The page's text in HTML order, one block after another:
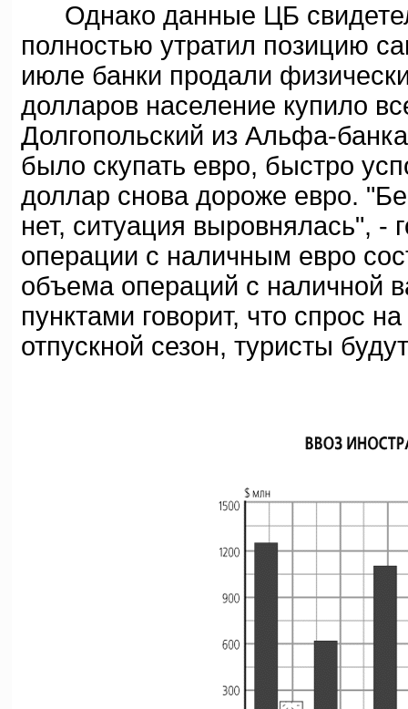
Однако данные ЦБ
полностью утратил позицию
июле банки продали
долларов население купило
Долгопольский из Альфа-
было скупать евро, быстро
доллар снова дороже евро.
нет, ситуация выровнялась", -
операции с наличным евро
объема операций с наличной
пунктами говорит, что спрос
отпускной сезон, туристы